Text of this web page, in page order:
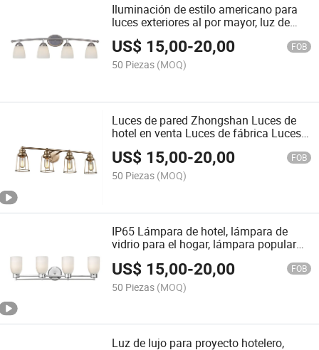
Iluminación de estilo americano para
luces exteriores al por mayor, luz de
baño, luz decorativa de pared interior,
luz de montaje en superficie de hierro,
aluminio, PVC, luz LED de espejo de
maquillaje
US$ 15,00-20,00 FOB
50 Piezas (MOQ)
Luces de pared Zhongshan Luces de
hotel en venta Luces de fábrica Luces
tradicionales 4-Light Acabado en
cromo para luces de tocador de baño
Luz de pared LED
US$ 15,00-20,00 FOB
50 Piezas (MOQ)
IP65 Lámpara de hotel, lámpara de
vidrio para el hogar, lámpara popular
níquel cepillado con accesorios, luz de
pared de vidrio para el baño
US$ 15,00-20,00 FOB
50 Piezas (MOQ)
Luz de lujo para proyecto hotelero,